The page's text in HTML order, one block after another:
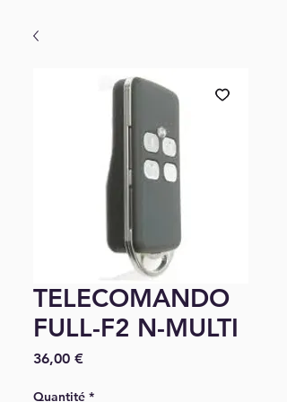
TELECOMANDO
FULL-F2 N-MULTI
36,00 €Prix
Quantité *